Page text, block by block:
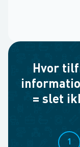
Hvor
= slet
1